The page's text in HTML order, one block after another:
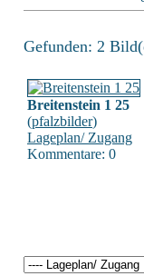
Gefunden: 2
Breitenstein 1 25
(pfalzbilder)
Lageplan/ Zugang
Kommentare: 0